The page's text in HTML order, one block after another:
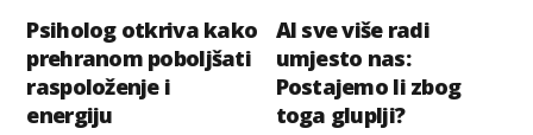
Psiholog otkriva kako
prehranom poboljšati
raspoloženje i
energiju
AI sve više radi
umjesto nas:
Postajemo li zbog
toga gluplji?